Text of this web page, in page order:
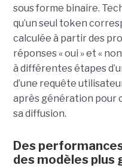
sous forme binaire.
qu’un seul token
calculée à partir des
réponses « oui » et «
à différentes étapes
d’une requête
après génération pour
sa diffusion.
Des
des modèles plus